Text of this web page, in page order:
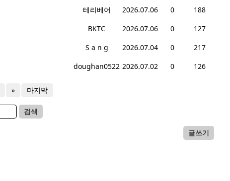
테리베어 2026.07.06 0
188
BKTC 2026.07.06 0
127
S a n g 2026.07.04 0
217
doughan0522 2026.07.02 0 126
» 마지막
검색
글쓰기